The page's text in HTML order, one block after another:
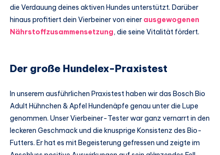
die Verdauung deines aktiven Hundes unterstützt. Darüber
hinaus profitiert dein Vierbeiner von einer ausgewogenen
Nährstoffzusammensetzung, die seine Vitalität fördert.
Der große Hundelex-Praxistest
In unserem ausführlichen Praxistest haben wir das Bosch Bio
Adult Hühnchen & Apfel Hundenäpfe genau unter die Lupe
genommen. Unser Vierbeiner-Tester war ganz vernarrt in den
leckeren Geschmack und die knusprige Konsistenz des Bio-
Futters. Er hat es mit Begeisterung gefressen und zeigte im